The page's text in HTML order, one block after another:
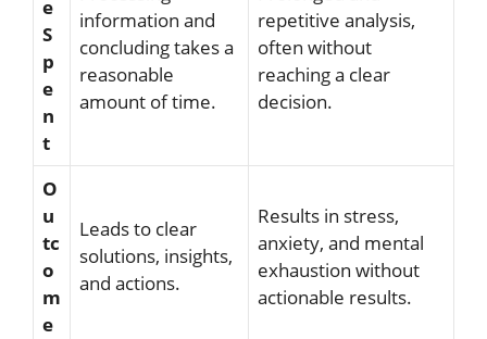
e
S
p
e
n
t
information and
concluding takes a
reasonable
amount of time.
repetitive analysis,
often without
reaching a clear
decision.
O
u
tc
o
m
e
Leads to clear
solutions, insights,
and actions.
Results in stress,
anxiety, and mental
exhaustion without
actionable results.